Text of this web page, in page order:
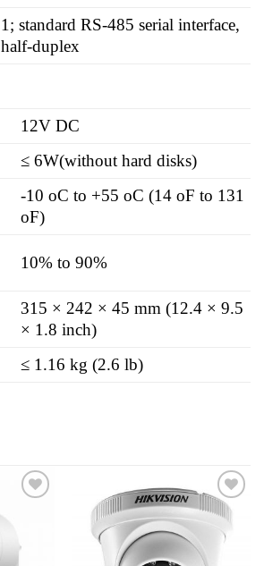
1; standard RS-485 serial interface,
half-duplex
12V DC
≤ 6W(without hard disks)
-10 oC to +55 oC (14 oF to 131
oF)
10% to 90%
315 × 242 × 45 mm (12.4 × 9.5
× 1.8 inch)
≤ 1.16 kg (2.6 lb)
Add to